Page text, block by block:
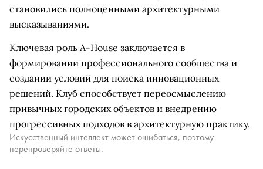
становились полноценными архитектурными
высказываниями.
Ключевая роль A-House заключается в
формировании профессионального сообщества и
создании условий для поиска инновационных
решений. Клуб способствует переосмыслению
привычных городских объектов и внедрению
прогрессивных подходов в архитектурную практику.
Искусственный интеллект может ошибаться, поэтому
перепроверяйте ответы.